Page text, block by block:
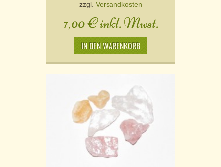
zzgl. Versandkosten
7,00€inkl. Mwst.
IN DEN WARENKORB